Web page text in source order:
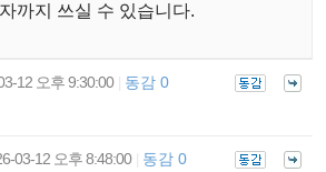
까지 쓰실 수 있습니다.
12 오후 9:30:00 동감 0
03-12 오후 8:48:00 동감 0